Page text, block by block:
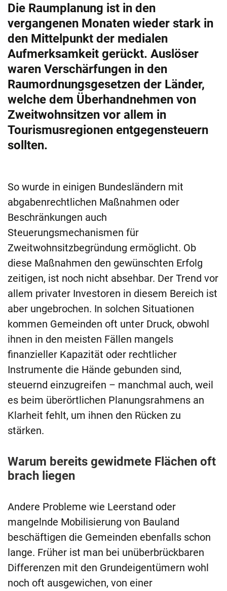
Die Raumplanung ist in den
vergangenen Monaten wieder stark in
den Mittelpunkt der medialen
Aufmerksamkeit gerückt. Auslöser
waren Verschärfungen in den
Raumordnungsgesetzen der Länder,
welche dem Überhandnehmen von
Zweitwohnsitzen vor allem in
Tourismusregionen entgegensteuern
sollten.
So wurde in einigen Bundesländern mit
abgabenrechtlichen Maßnahmen oder
Beschränkungen auch
Steuerungsmechanismen für
Zweitwohnsitzbegründung ermöglicht. Ob
diese Maßnahmen den gewünschten Erfolg
zeitigen, ist noch nicht absehbar. Der Trend vor
allem privater Investoren in diesem Bereich ist
aber ungebrochen. In solchen Situationen
kommen Gemeinden oft unter Druck, obwohl
ihnen in den meisten Fällen mangels
finanzieller Kapazität oder rechtlicher
Instrumente die Hände gebunden sind,
steuernd einzugreifen – manchmal auch, weil
es beim überörtlichen Planungsrahmens an
Klarheit fehlt, um ihnen den Rücken zu
stärken.
Warum bereits gewidmete Flächen oft
brach liegen
Andere Probleme wie Leerstand oder
mangelnde Mobilisierung von Bauland
beschäftigen die Gemeinden ebenfalls schon
lange. Früher ist man bei unüberbrückbaren
Differenzen mit den Grundeigentümern wohl
noch oft ausgewichen, von einer